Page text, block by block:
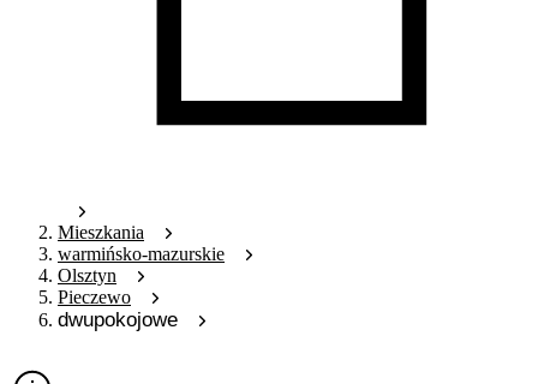
Mieszkania
warmińsko-mazurskie
Olsztyn
Pieczewo
dwupokojowe